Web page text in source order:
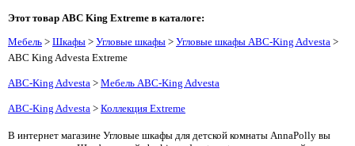
Этот товар ABC King Extreme в каталоге:
Мебель > Шкафы > Угловые шкафы > Угловые шкафы ABC-King Advesta >
ABC King Advesta Extreme
ABC-King Advesta > Мебель ABC-King Advesta
ABC-King Advesta > Коллекция Extreme
В интернет магазине Угловые шкафы для детской комнаты AnnaPolly вы